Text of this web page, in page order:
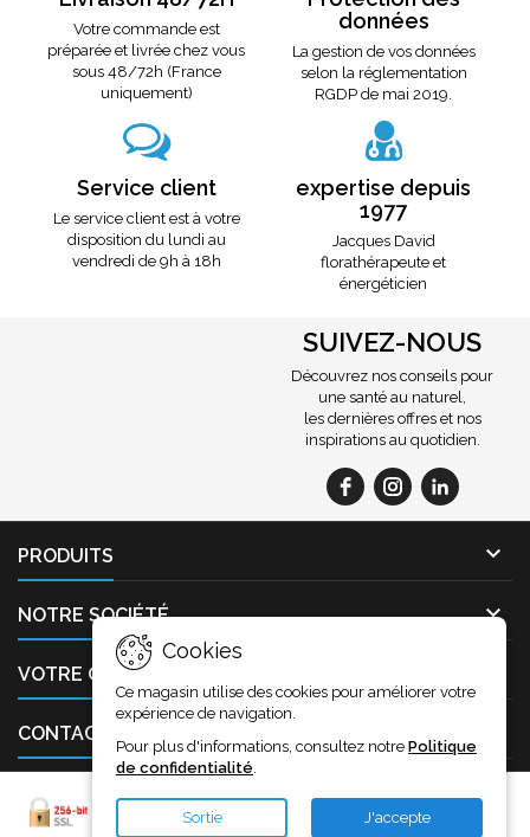
Votre commande est
préparée et livrée chez vous
sous 48/72h (France
uniquement)
données
La gestion de vos données
selon la réglementation
RGDP de mai 2019.
Service client
Le service client est à votre
disposition du lundi au
vendredi de 9h à 18h
expertise depuis
1977
Jacques David
florathérapeute et
énergéticien
SUIVEZ-NOUS
Découvrez nos conseils pour
une santé au naturel,
les dernières offres et nos
inspirations au quotidien.
PRODUITS 
NOTRE SOCIÉTÉ 
VOTRE COMPTE
CONTACT
Cookies
Ce magasin utilise des cookies pour améliorer votre
expérience de navigation.
Pour plus d'informations, consultez notre Politique
de confidentialité.
Sortie J'accepte